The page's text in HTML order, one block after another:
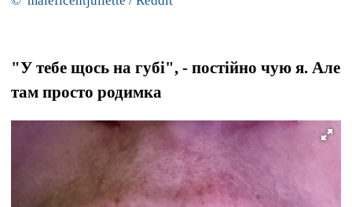
"У тебе щось на губі", - постійно чую я. Але
там просто родимка